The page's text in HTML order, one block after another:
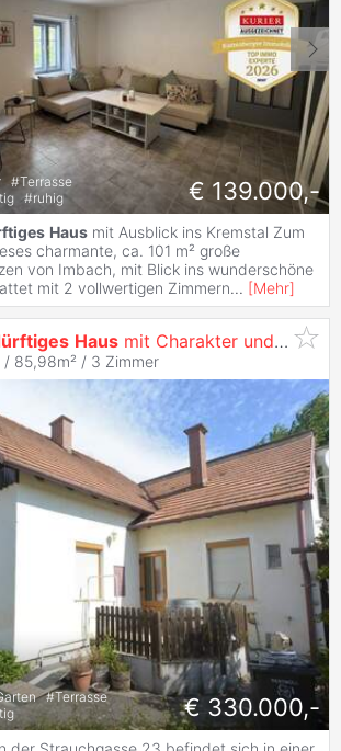
#Terrasse
#ruhig € 139.000,-
Haus mit Ausblick ins Kremstal Zum
charmante, ca. 101 m² große
von Imbach, mit Blick ins wunderschöne
mit 2 vollwertigen Zimmern... [Mehr]
Haus mit Charakter und Potenzial!
/ 85,98m² / 3 Zimmer
#Terrasse
€ 330.000,-